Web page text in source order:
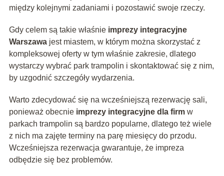
między kolejnymi zadaniami i pozostawić swoje rzeczy.
Gdy celem są takie właśnie imprezy integracyjne
Warszawajest miastem, w którym można skorzystać z
kompleksowej oferty w tym właśnie zakresie, dlatego
wystarczy wybrać park trampolin i skontaktować się z nim,
by uzgodnić szczegóły wydarzenia.
Warto zdecydować się na wcześniejszą rezerwację sali,
ponieważ obecnie imprezy integracyjne dla firmw
parkach trampolin są bardzo popularne, dlatego też wiele
z nich ma zajęte terminy na parę miesięcy do przodu.
Wcześniejsza rezerwacja gwarantuje, że impreza
odbędzie się bez problemów.